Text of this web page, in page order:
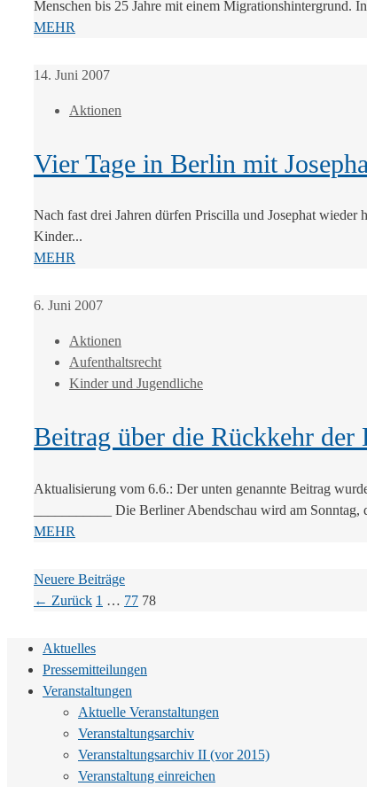
Menschen bis 25 Jahre mit einem Migrationshintergrund.
MEHR
14. Juni 2007
Aktionen
Vier Tage in Berlin mit
Nach fast drei Jahren dürfen Priscilla und Josephat
Kinder...
MEHR
6. Juni 2007
Aktionen
Aufenthaltsrecht
Kinder und Jugendliche
Beitrag über die Rückkehr
Aktualisierung vom 6.6.: Der unten genannte Beitrag
___________ Die Berliner Abendschau wird am Sonntag,
MEHR
Neuere Beiträge
← Zurück Seite
1 … Seite
77 Seite
78
Aktuelles
Pressemitteilungen
Veranstaltungen
Aktuelle Veranstaltungen
Veranstaltungsarchiv
Veranstaltungsarchiv II (vor 2015)
Veranstaltung einreichen